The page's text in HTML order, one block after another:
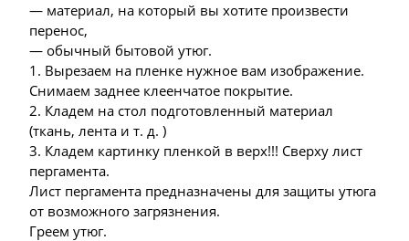
— материал, на который вы хотите произвести
перенос,
— обычный бытовой утюг.
1. Вырезаем на пленке нужное вам изображение.
Снимаем заднее клеенчатое покрытие.
2. Кладем на стол подготовленный материал
(ткань, лента и т. д. )
3. Кладем картинку пленкой в верх!!! Сверху лист
пергамента.
Лист пергамента предназначены для защиты утюга
от возможного загрязнения.
Греем утюг.